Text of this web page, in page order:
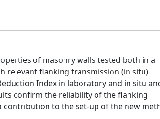
of masonry walls tested both in a
relevant flanking transmission (in situ).
Index in laboratory and in situ
confirm the reliability of the flanking
contribution to the set-up of the new